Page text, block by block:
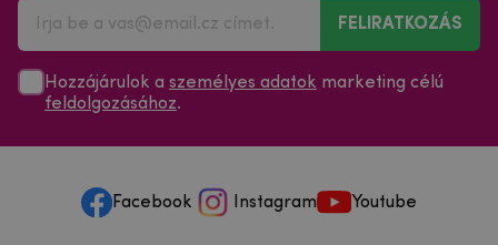
FELIRATKOZÁS
Hozzájárulok a személyes adatok marketing célú
feldolgozásához.
Facebook Instagram Youtube